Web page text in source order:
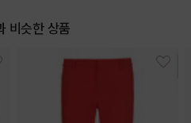
비슷한 상품